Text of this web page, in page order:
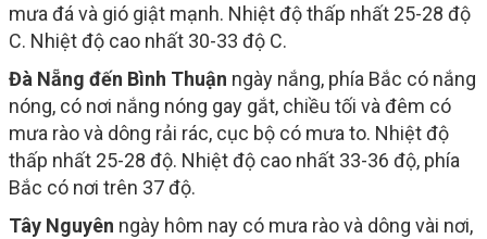
mưa đá và gió giật mạnh. Nhiệt độ thấp nhất 25-28 độ
C. Nhiệt độ cao nhất 30-33 độ C.
Đà Nẵng đến Bình Thuận ngày nắng, phía Bắc có nắng
nóng, có nơi nắng nóng gay gắt, chiều tối và đêm có
mưa rào và dông rải rác, cục bộ có mưa to. Nhiệt độ
thấp nhất 25-28 độ. Nhiệt độ cao nhất 33-36 độ, phía
Bắc có nơi trên 37 độ.
Tây Nguyên ngày hôm nay có mưa rào và dông vài nơi,